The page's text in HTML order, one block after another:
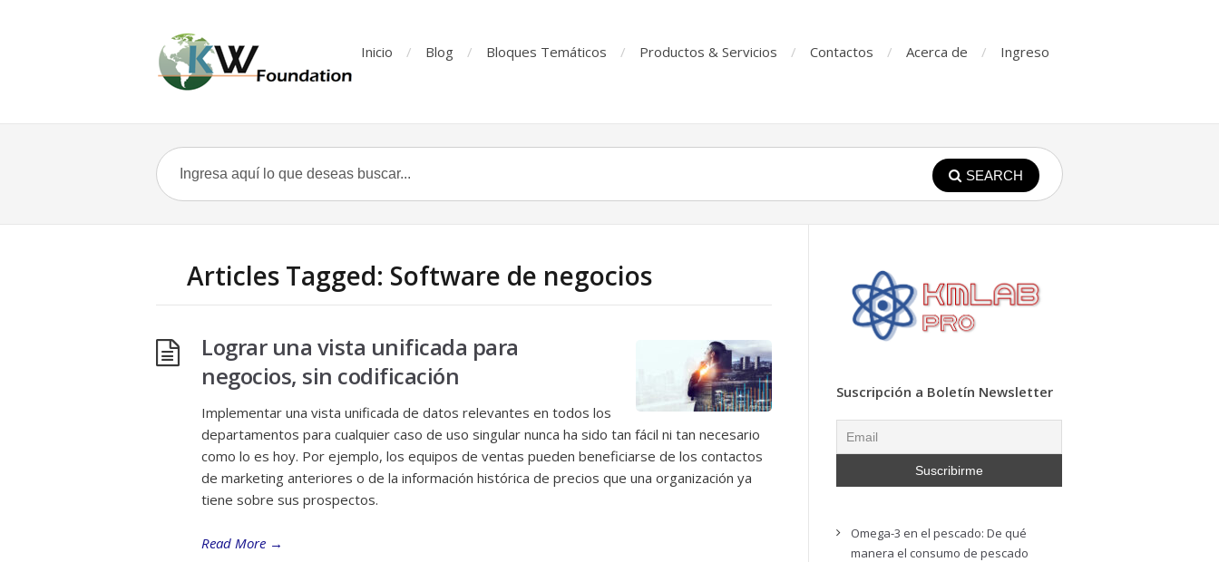
Inicio Blog Bloques Temáticos Productos & Servicios Contactos Acerca de Ingreso
SEARCH
Articles Tagged: Software de negocios
Lograr una vista unificada para
negocios, sin codificación
Implementar una vista unificada de datos relevantes en todos los
departamentos para cualquier caso de uso singular nunca ha sido tan fácil ni tan necesario
como lo es hoy. Por ejemplo, los equipos de ventas pueden beneficiarse de los contactos
de marketing anteriores o de la información histórica de precios que una organización ya
tiene sobre sus prospectos.
Read More →
Suscripción a Boletín Newsletter
Omega-3 en el pescado: De qué
manera el consumo de pescado